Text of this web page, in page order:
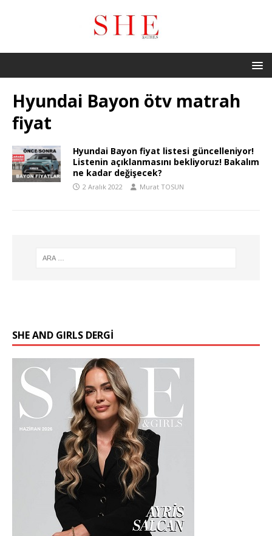
Hyundai Bayon ötv matrah
fiyat
Hyundai Bayon fiyat listesi güncelleniyor!
Listenin açıklanmasını bekliyoruz! Bakalım
ne kadar değişecek?
2 Aralık 2022 Murat TOSUN
SHE AND GIRLS DERGİ